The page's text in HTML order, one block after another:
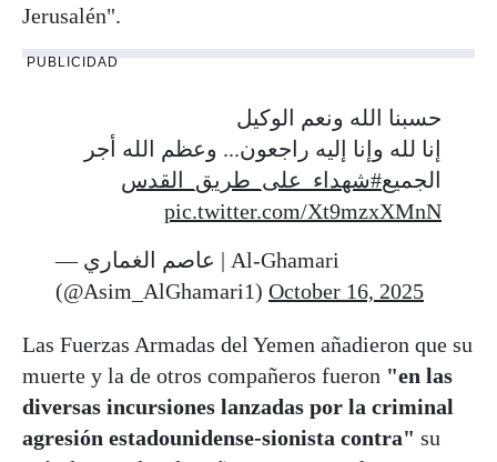
Jerusalén".
PUBLICIDAD
حسبنا الله ونعم الوكيل
إنا لله وإنا إليه راجعون... وعظم الله أجر
الجميع#شهداء_على_طريق_القدس
pic.twitter.com/Xt9mzxXMnN
— عاصم الغماري | Al-Ghamari
(@Asim_AlGhamari1) October 16, 2025
Las Fuerzas Armadas del Yemen añadieron que su
muerte y la de otros compañeros fueron "en las
diversas incursiones lanzadas por la criminal
agresión estadounidense-sionista contra" su